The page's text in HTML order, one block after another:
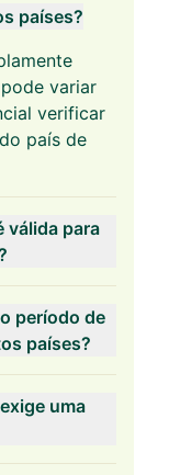
países?
variar
verificar
país de
válida para
período de
países?
uma